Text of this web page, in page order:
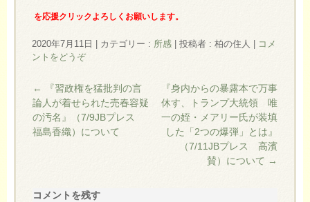
を応援クリックよろしくお願いします。
2020年7月11日 カテゴリー : 所感 投稿者 : 柏の住人
コメ
ントをどうぞ
←
『習政権を猛批判の言
論人が着せられた売春容疑
の汚名』（7/9JBプレス
福島香織）について
『身内からの暴露本で万事
休す、トランプ大統領 唯
一の姪・メアリー氏が装填
した「2つの爆弾」とは』
（7/11JBプレス 高濱
賛）について →
コメントを残す